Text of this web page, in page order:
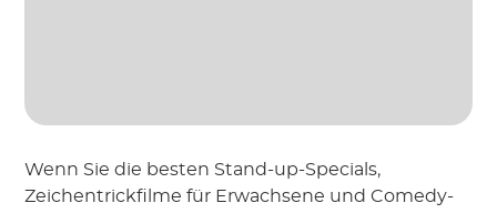
Wenn Sie die besten Stand-up-Specials,
Zeichentrickfilme für Erwachsene und Comedy-